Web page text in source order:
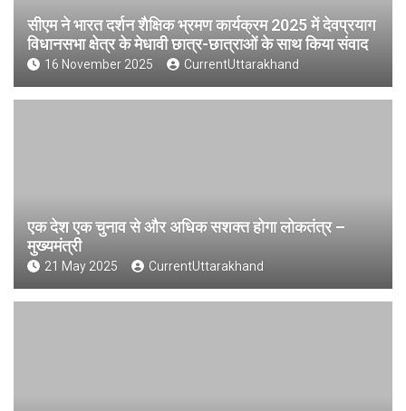
सीएम ने भारत दर्शन शैक्षिक भ्रमण कार्यक्रम 2025 में देवप्रयाग
विधानसभा क्षेत्र के मेधावी छात्र-छात्राओं के साथ किया संवाद
16 November 2025 CurrentUttarakhand
एक देश एक चुनाव से और अधिक सशक्त होगा लोकतंत्र –
मुख्यमंत्री
21 May 2025 CurrentUttarakhand